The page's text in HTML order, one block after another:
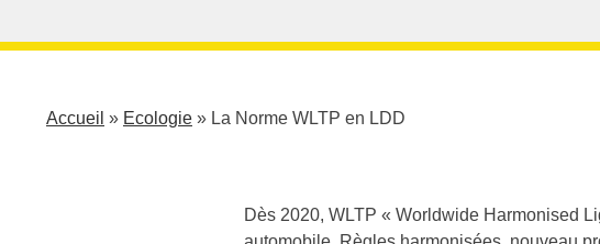
Accueil » Ecologie » La Norme WLTP en LDD
Dès 2020, WLTP « Worldwide Harmonised